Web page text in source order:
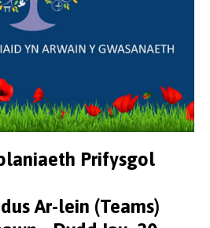
Prifysgol
Ar-lein (Teams)